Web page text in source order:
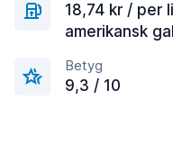
18,74 kr / per
amerikansk
Betyg
9,3 / 10